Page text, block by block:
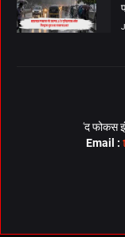
‘द फोकस
Email :